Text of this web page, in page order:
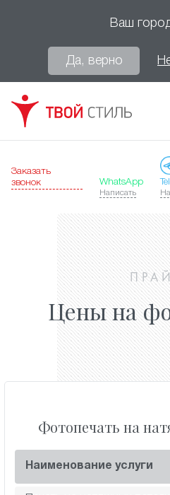
Ваш
Да, верно
Заказать
звонок
WhatsApp
Написать
Цены на
Фотопечать на
Наименование услуги